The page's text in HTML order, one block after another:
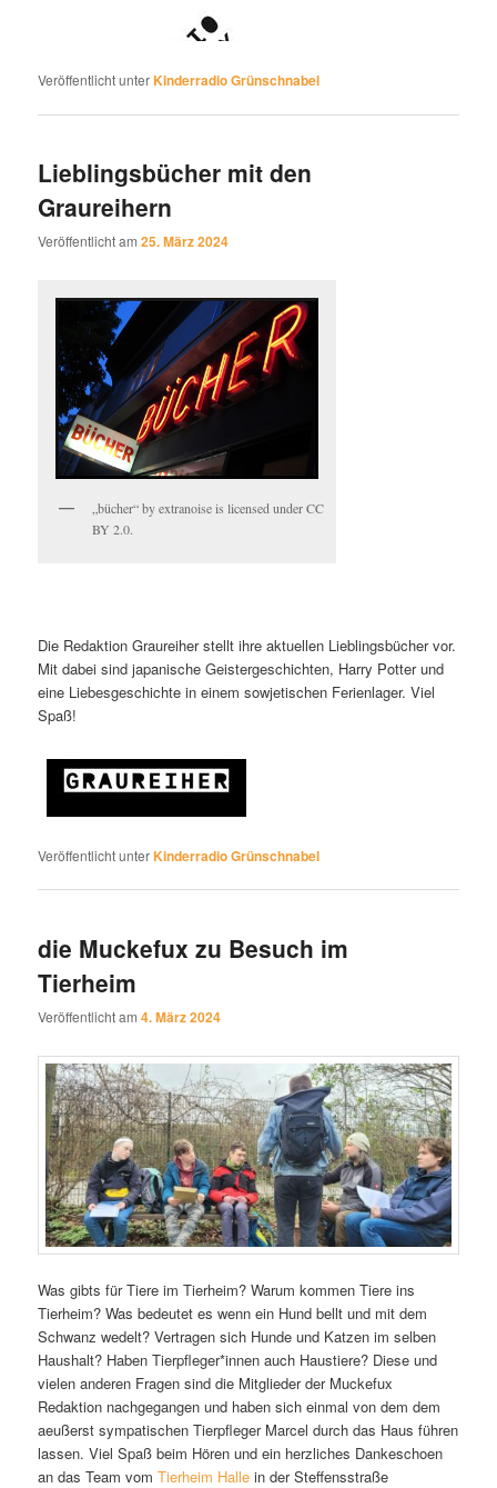
Veröffentlicht unterKinderradio Grünschnabel
Lieblingsbücher mit den
Graureihern
Veröffentlicht am25. März 2024
„bücher“ by extranoise is licensed under CC
BY 2.0.
Die Redaktion Graureiher stellt ihre aktuellen Lieblingsbücher vor.
Mit dabei sind japanische Geistergeschichten, Harry Potter und
eine Liebesgeschichte in einem sowjetischen Ferienlager. Viel
Spaß!
Veröffentlicht unterKinderradio Grünschnabel
die Muckefux zu Besuch im
Tierheim
Veröffentlicht am4. März 2024
Was gibts für Tiere im Tierheim? Warum kommen Tiere ins
Tierheim? Was bedeutet es wenn ein Hund bellt und mit dem
Schwanz wedelt? Vertragen sich Hunde und Katzen im selben
Haushalt? Haben Tierpfleger*innen auch Haustiere? Diese und
vielen anderen Fragen sind die Mitglieder der Muckefux
Redaktion nachgegangen und haben sich einmal von dem dem
aeußerst sympatischen Tierpfleger Marcel durch das Haus führen
lassen. Viel Spaß beim Hören und ein herzliches Dankeschoen
an das Team vomTierheim Halle in der Steffensstraße